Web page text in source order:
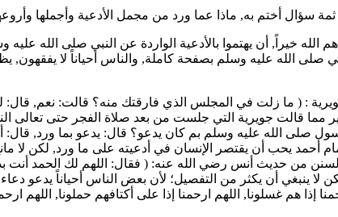
سؤال أختم به, ماذا عما ورد من مجمل الأدعية وأجملها
الله خيراً, أن يهتموا بالأدعية الواردة عن النبي صلى الله
صلى الله عليه وسلم بصفحة كاملة, والناس أحياناً لا
: ( ما زلت في المجلس الذي فارقتك منه؟ قالت: نعم, قال:
مما قالت جويرية التي جلست من بعد صلاة الفجر حتى تعالى
صلى الله عليه وسلم بم كان يدعو؟ قال: يدعو بما ورد,
أحمد يحب أن يقتصر الإنسان في أدعيته على ما ورد, لكن لا
السنن من حديث أنس رضي الله عنه: ( فقال: اللهم لك الحمد أنت
لا ينبغي أن يكثر من التفصيل؛ لأن بعض الناس أحياناً يدعو
إذا هم غسلونا, اللهم ارحمنا إذا على أكتافهم حملونا,